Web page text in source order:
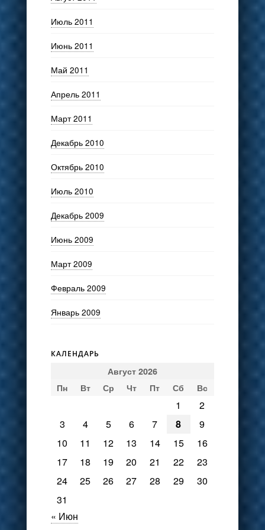
Июль 2011
Июнь 2011
Май 2011
Апрель 2011
Март 2011
Декабрь 2010
Октябрь 2010
Июль 2010
Декабрь 2009
Июнь 2009
Март 2009
Февраль 2009
Январь 2009
КАЛЕНДАРЬ
Август 2026
Пн
Вт Ср Чт Пт Сб Вс
1
2
3
4 5 6 7 8
9
10
11 12 13 14 15
16
17
18 19 20 21 22
23
24
25 26 27 28 29
30
31
« Июн